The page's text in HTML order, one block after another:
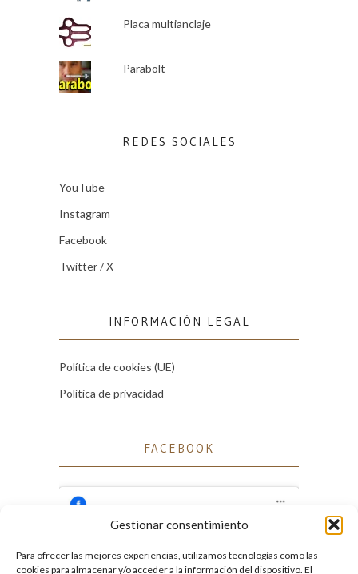
Gestionar consentimiento
Para ofrecer las mejores experiencias, utilizamos tecnologías como las
cookies para almacenar y/o acceder a la información del dispositivo. El
Placa multianclaje
Parabolt
REDES SOCIALES
YouTube
Instagram
Facebook
Twitter / X
INFORMACIÓN LEGAL
Política de cookies (UE)
Política de privacidad
FACEBOOK
Haz clic para aceptar cookies de marketing